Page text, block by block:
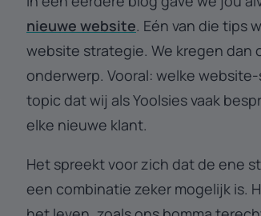
nieuwe website. Eén van die tips
website strategie. We kregen dan
onderwerp. Vooral: welke
topic dat wij als Yoolsies vaak
elke nieuwe klant.
Het spreekt voor zich dat de ene
een combinatie zeker mogelijk is.